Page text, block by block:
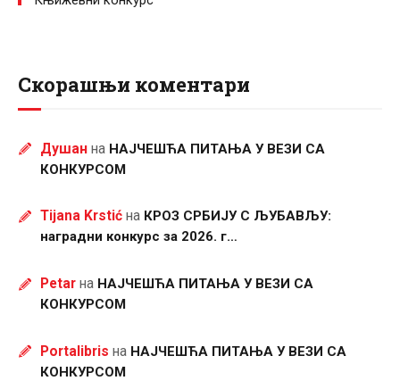
Скорашњи коментари
Душанна НАЈЧЕШЋА ПИТАЊА У ВЕЗИ СА
КОНКУРСОМ
Tijana Krstićна КРОЗ СРБИЈУ С ЉУБАВЉУ:
наградни конкурс за 2026. г…
Petarна НАЈЧЕШЋА ПИТАЊА У ВЕЗИ СА
КОНКУРСОМ
Portalibris на НАЈЧЕШЋА ПИТАЊА У ВЕЗИ СА
КОНКУРСОМ